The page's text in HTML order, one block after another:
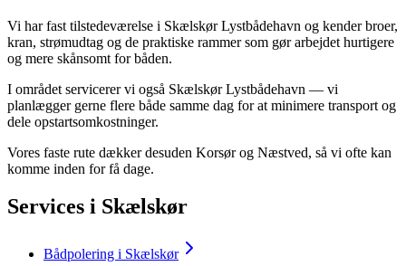
Vi har fast tilstedeværelse i Skælskør Lystbådehavn og kender broer,
kran, strømudtag og de praktiske rammer som gør arbejdet hurtigere
og mere skånsomt for båden.
I området servicerer vi også Skælskør Lystbådehavn — vi
planlægger gerne flere både samme dag for at minimere transport og
dele opstartsomkostninger.
Vores faste rute dækker desuden Korsør og Næstved, så vi ofte kan
komme inden for få dage.
Services i Skælskør
Bådpolering i Skælskør